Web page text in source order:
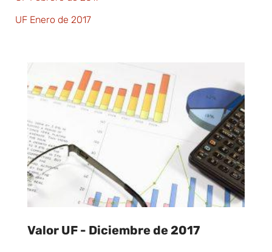
UF Enero de 2017
Valor UF - Diciembre de 2017